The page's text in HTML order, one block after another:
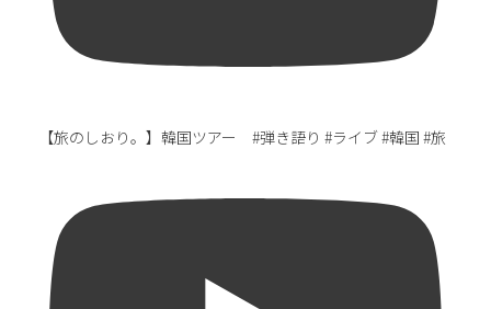
【旅のしおり。】韓国ツアー #弾き語り #ライブ #韓国 #旅